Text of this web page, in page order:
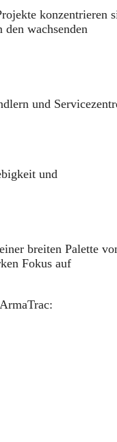
konzentrieren
wachsenden
und
und
breiten Palette
Fokus auf